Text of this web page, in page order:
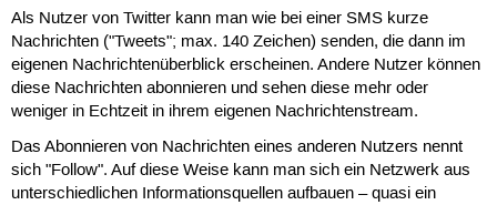
Als Nutzer von Twitter kann man wie bei einer SMS kurze
Nachrichten ("Tweets"; max. 140 Zeichen) senden, die dann im
eigenen Nachrichtenüberblick erscheinen. Andere Nutzer können
diese Nachrichten abonnieren und sehen diese mehr oder
weniger in Echtzeit in ihrem eigenen Nachrichtenstream.
Das Abonnieren von Nachrichten eines anderen Nutzers nennt
sich "Follow". Auf diese Weise kann man sich ein Netzwerk aus
unterschiedlichen Informationsquellen aufbauen – quasi ein